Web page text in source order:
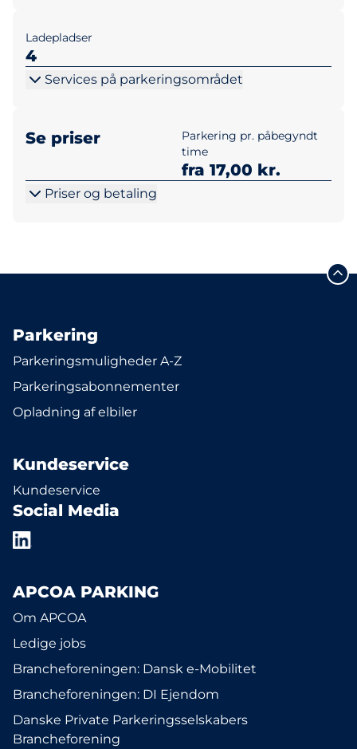
Ladepladser
4
Services på parkeringsområdet
Se priser
Parkering pr. påbegyndt
time
fra 17,00 kr.
Priser og betaling
Parkering
Parkeringsmuligheder A-Z
Parkeringsabonnementer
Opladning af elbiler
Kundeservice
Kundeservice
Social Media
APCOA PARKING
Om APCOA
Ledige jobs
Brancheforeningen: Dansk e-Mobilitet
Brancheforeningen: DI Ejendom
Danske Private Parkeringsselskabers
Brancheforening